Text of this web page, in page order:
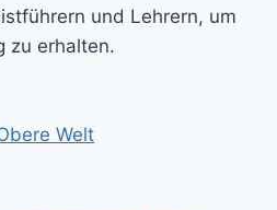
und Lehrern, um
zu erhalten.
Welt